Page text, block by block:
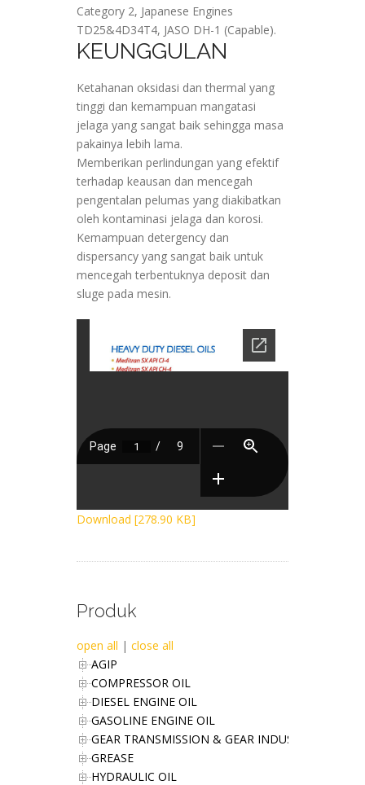
Category 2, Japanese Engines
TD25&4D34T4, JASO DH-1 (Capable).
KEUNGGULAN
Ketahanan oksidasi dan thermal yang
tinggi dan kemampuan mangatasi
jelaga yang sangat baik sehingga masa
pakainya lebih lama.
Memberikan perlindungan yang efektif
terhadap keausan dan mencegah
pengentalan pelumas yang diakibatkan
oleh kontaminasi jelaga dan korosi.
Kemampuan detergency dan
dispersancy yang sangat baik untuk
mencegah terbentuknya deposit dan
sluge pada mesin.
Download [278.90 KB]
Produk
open all | close all
AGIP
COMPRESSOR OIL
DIESEL ENGINE OIL
GASOLINE ENGINE OIL
GEAR TRANSMISSION & GEAR INDUSTRIES OIL
GREASE
HYDRAULIC OIL